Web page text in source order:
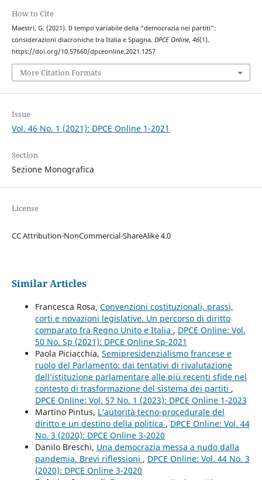
How to Cite
Maestri, G. (2021). Il tempo variabile della “democrazia nei partiti”:
considerazioni diacroniche tra Italia e Spagna. DPCE Online, 46(1).
https://doi.org/10.57660/dpceonline.2021.1257
More Citation Formats
Issue
Vol. 46 No. 1 (2021): DPCE Online 1-2021
Section
Sezione Monografica
License
CC Attribution-NonCommercial-ShareAlike 4.0
Similar Articles
Francesca Rosa, Convenzioni costituzionali, prassi,
corti e novazioni legislative. Un percorso di diritto
comparato fra Regno Unito e Italia , DPCE Online: Vol.
50 No. Sp (2021): DPCE Online Sp-2021
Paola Piciacchia, Semipresidenzialismo francese e
ruolo del Parlamento: dai tentativi di rivalutazione
dell’istituzione parlamentare alle più recenti sfide nel
contesto di trasformazione del sistema dei partiti ,
DPCE Online: Vol. 57 No. 1 (2023): DPCE Online 1-2023
Martino Pintus, L’autorità tecno-procedurale del
diritto e un destino della politica , DPCE Online: Vol. 44
No. 3 (2020): DPCE Online 3-2020
Danilo Breschi, Una democrazia messa a nudo dalla
pandemia. Brevi riflessioni , DPCE Online: Vol. 44 No. 3
(2020): DPCE Online 3-2020